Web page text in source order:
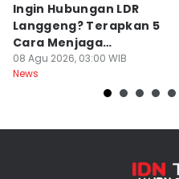
Ingin Hubungan LDR
Langgeng? Terapkan 5
Cara Menjaga
Kesetiaan Ini
08 Agu 2026, 03:00 WIB
News